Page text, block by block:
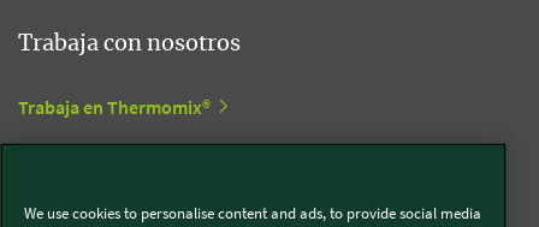
Trabaja con nosotros
Trabaja en Thermomix®
We use cookies to personalise content and ads, to provide social media